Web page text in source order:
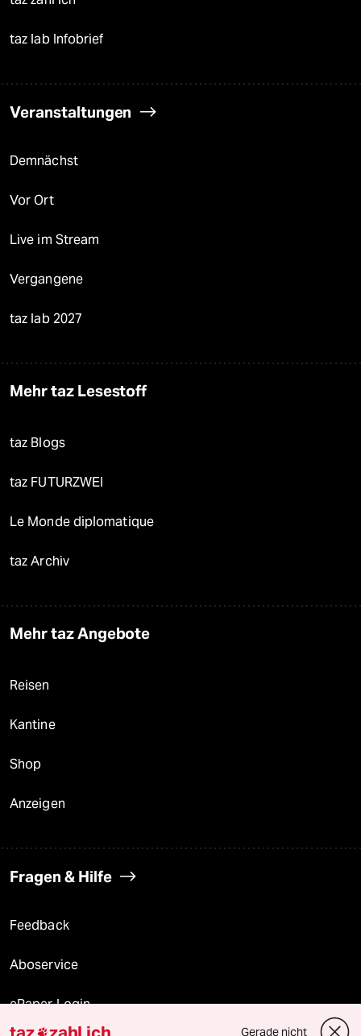
taz lab Infobrief
Veranstaltungen
Demnächst
Vor Ort
Live im Stream
Vergangene
taz lab 2027
Mehr taz Lesestoff
taz Blogs
taz FUTURZWEI
Le Monde diplomatique
taz Archiv
Mehr taz Angebote
Reisen
Kantine
Shop
Anzeigen
Fragen & Hilfe
Feedback
Aboservice
ePaper Login
 Gerade nicht